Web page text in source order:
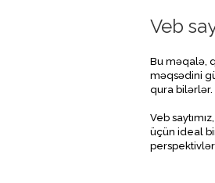
Veb
Bu məqalə,
məqsədini
qura bilərlər.
Veb
üçün ideal